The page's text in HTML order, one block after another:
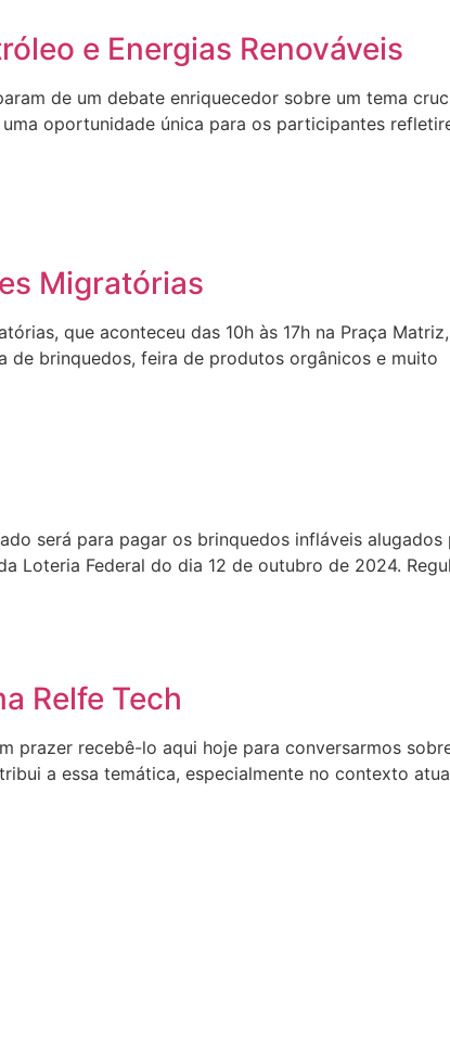
e Energias Renováveis
de um debate enriquecedor sobre um tema
oportunidade única para os participantes
Migratórias
que aconteceu das 10h às 17h na Praça
de brinquedos, feira de produtos orgânicos e muito
será para pagar os brinquedos infláveis alugados
Federal do dia 12 de outubro de 2024.
Relfe Tech
prazer recebê-lo aqui hoje para conversarmos
a essa temática, especialmente no contexto